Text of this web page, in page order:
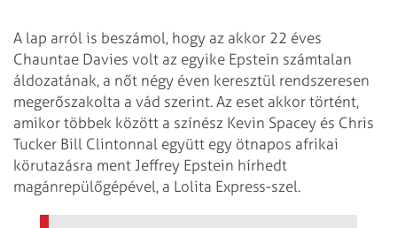
A lap arról is beszámol, hogy az akkor 22 éves
Chauntae Davies volt az egyike Epstein számtalan
áldozatának, a nőt négy éven keresztül rendszeresen
megerőszakolta a vád szerint. Az eset akkor történt,
amikor többek között a színész Kevin Spacey és Chris
Tucker Bill Clintonnal együtt egy ötnapos afrikai
körutazásra ment Jeffrey Epstein hírhedt
magánrepülőgépével, a Lolita Express-szel.